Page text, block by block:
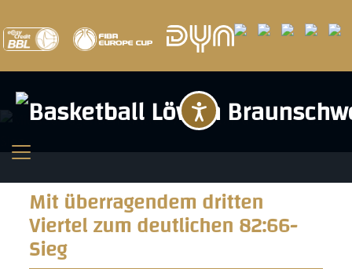
Mit überragendem dritten
Viertel zum deutlichen 82:66-
Sieg